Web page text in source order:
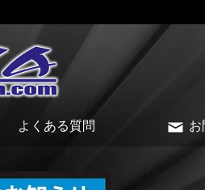
よくある質問 お